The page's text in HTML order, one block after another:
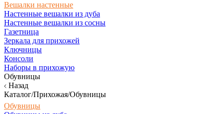
Вешалки настенные
Настенные вешалки из дуба
Настенные вешалки из сосны
Газетница
Зеркала для прихожей
Ключницы
Консоли
Наборы в прихожую
Обувницы
Назад
Каталог/Прихожая/Обувницы
Обувницы